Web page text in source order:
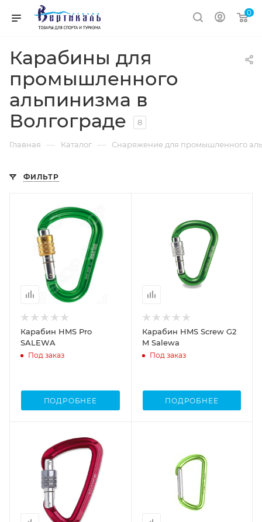
0
Карабины для
промышленного
альпинизма в
Волгограде
8
Главная — Каталог — Снаряжение для промышленного
ФИЛЬТР
Карабин HMS Pro
SALEWA
Под заказ
ПОДРОБНЕЕ
Карабин HMS Screw G2
M Salewa
Под заказ
ПОДРОБНЕЕ